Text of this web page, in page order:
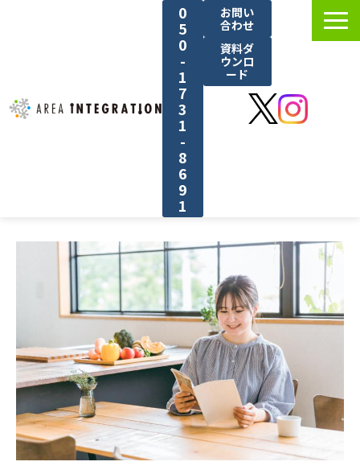
0
5
0
-
1
7
3
1
-
8
6
9
1
お問い
合わせ
資料ダ
ウンロ
ード
サービス紹介
料金
導入事例
ブログ
よくあるご質問